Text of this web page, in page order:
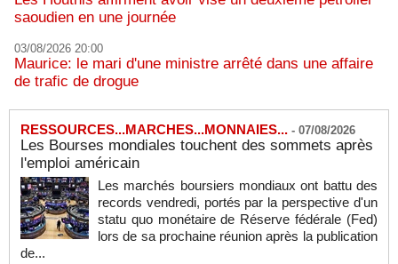
saoudien en une journée
03/08/2026 20:00
Maurice: le mari d'une ministre arrêté dans une affaire
de trafic de drogue
RESSOURCES...MARCHES...MONNAIES... - 07/08/2026
Les Bourses mondiales touchent des sommets après
l'emploi américain
Les marchés boursiers mondiaux ont battu des
records vendredi, portés par la perspective d'un
statu quo monétaire de Réserve fédérale (Fed)
lors de sa prochaine réunion après la publication
de...